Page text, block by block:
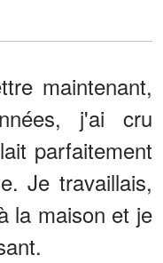
maintenant,
j'ai cru
parfaitement
Je travaillais,
la maison et je